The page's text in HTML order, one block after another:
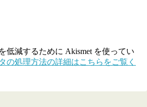
低減するために Akismet を使ってい
の処理方法の詳細はこちらをご覧く